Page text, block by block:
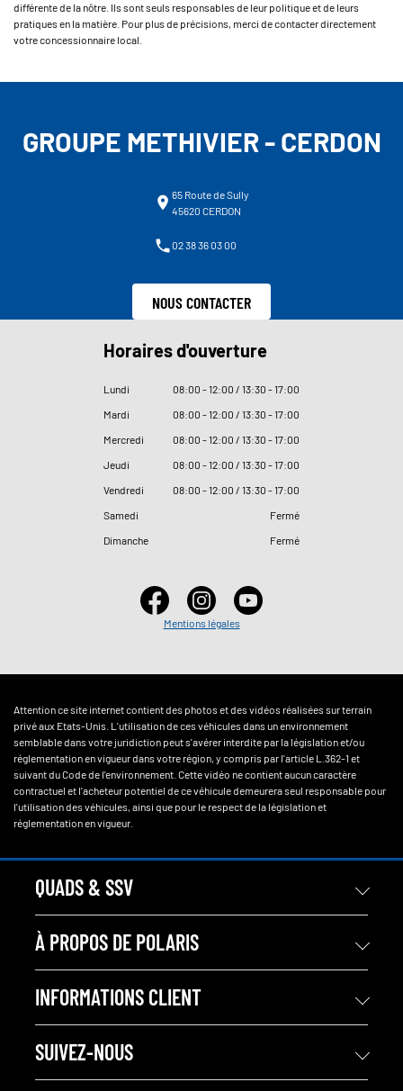
différente de la nôtre. Ils sont seuls responsables de leur politique et de leurs
pratiques en la matière. Pour plus de précisions, merci de contacter directement
votre concessionnaire local.
GROUPE METHIVIER - CERDON
65 Route de Sully
45620 CERDON
02 38 36 03 00
NOUS CONTACTER
Horaires d'ouverture
Lundi 08:00 - 12:00 / 13:30 - 17:00
Mardi
08:00 - 12:00 / 13:30 - 17:00
Mercredi
08:00 - 12:00 / 13:30 - 17:00
Jeudi
08:00 - 12:00 / 13:30 - 17:00
Vendredi
08:00 - 12:00 / 13:30 - 17:00
Samedi
Fermé
Dimanche
Fermé
Mentions légales
Attention ce site internet contient des photos et des vidéos réalisées sur terrain
privé aux Etats-Unis. L'utilisation de ces véhicules dans un environnement
semblable dans votre juridiction peut s'avérer interdite par la législation et/ou
réglementation en vigueur dans votre région, y compris par l'article L.362-1 et
suivant du Code de l'environnement. Cette vidéo ne contient aucun caractère
contractuel et l'acheteur potentiel de ce véhicule demeurera seul responsable pour
l'utilisation des véhicules, ainsi que pour le respect de la législation et
réglementation en vigueur.
QUADS & SSV
À PROPOS DE POLARIS
INFORMATIONS CLIENT
SUIVEZ-NOUS